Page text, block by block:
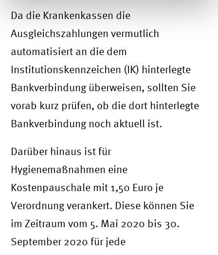
Da die Krankenkassen die
Ausgleichszahlungen vermutlich
automatisiert an die dem
Institutionskennzeichen (IK) hinterlegte
Bankverbindung überweisen, sollten Sie
vorab kurz prüfen, ob die dort hinterlegte
Bankverbindung noch aktuell ist.
Darüber hinaus ist für
Hygienemaßnahmen eine
Kostenpauschale mit 1,50 Euro je
Verordnung verankert. Diese können Sie
im Zeitraum vom 5. Mai 2020 bis 30.
September 2020 für jede